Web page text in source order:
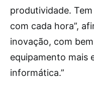
produtividade.
com cada hora”,
inovação, com
equipamento mais
informática.”